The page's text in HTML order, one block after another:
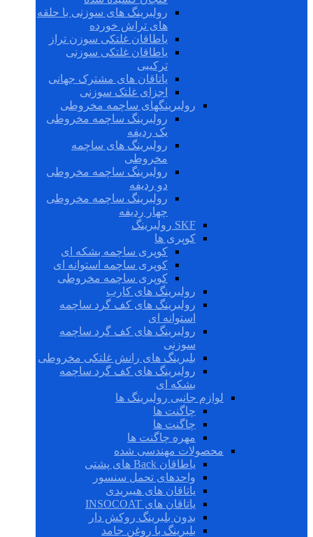
رولبرینگ های سوزنی با حلقه
های تراش خورده
یاطاقان غلتکی سوزن تراز
یاطاقان غلتکی سوزنی
ترکیبی
یاتاقان های مشترک جهانی
اجزای غلتک سوزنی
رولبرینگهای ساچمه مخروطی
رولبرینگ ساچمه مخروطی
یک ردیفه
رولبرینگ های ساچمه
مخروطی
رولبرینگ ساچمه مخروطی
دو ردیفه
رولبرینگ ساچمه مخروطی
چهار ردیفه
SKF رولبرینگ
کوپری ها
کوپری ساچمه بشکه ای
کوپری ساچمه استوانه ای
کوپری ساچمه مخروطی
رولبرینگ های کارب
رولبرینگ های کف گرد ساچمه
استوانه ای
رولبرینگ های کف گرد ساچمه
سوزنی
بلبرینگ های رانش غلتکی مخروطی
رولبرینگ های کف گرد ساچمه
بشکه ای
لوازم جانبی رولبرینگ ها
چاگنت ها
چاگنت ها
مهره چاگنت ها
محصولات مهندسی شده
یاطاقان Back های پشتی
واحدهای تحمل سنسور
یاتاقان های هیبریدی
یاتاقان های INSOCOAT
بدون بلبرینگ روکش دار
بلبرینگ با روغن جامد